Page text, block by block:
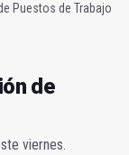
Puestos de Trabajo
de
viernes.